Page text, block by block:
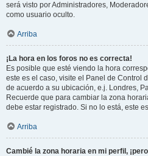
será visto por Administradores,
como usuario oculto.
Arriba
¡La hora en los foros no es correcta!
Es posible que esté viendo la hora
este es el caso, visite el Panel de Control
de acuerdo a su ubicación, e.j. Londres,
Recuerde que para cambiar la zona
debe estar registrado. Si no lo está, este
Arriba
Cambié la zona horaria en mi perfil,